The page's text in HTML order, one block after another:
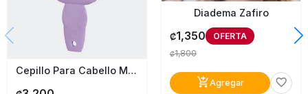
Cepillo Para Cabello Martinelia Unicornio Morado
Diadema Zafiro
₡1,350 OFERTA
₡1,800
add_shopping_cartAgregar favorite_border